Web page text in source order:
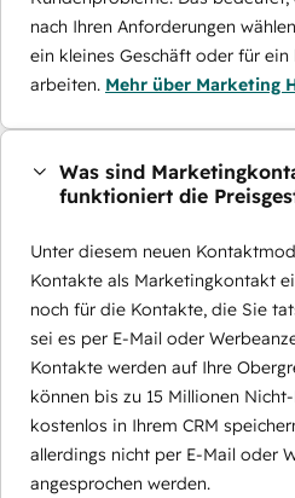
nach Ihren Anforderungen
ein kleines Geschäft oder für
arbeiten. Mehr über Marketing
Was sind
funktioniert die
Unter diesem neuen
Kontakte als Marketingkontakt
noch für die Kontakte, die Sie
sei es per E-Mail oder
Kontakte werden auf Ihre
können bis zu 15 Millionen
kostenlos in Ihrem CRM
allerdings nicht per E-Mail oder
angesprochen werden.